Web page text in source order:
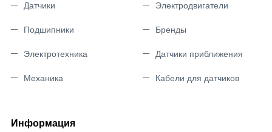
Датчики
Подшипники
Электротехника
Механика
Электродвигатели
Бренды
Датчики приближения
Кабели для датчиков
Информация